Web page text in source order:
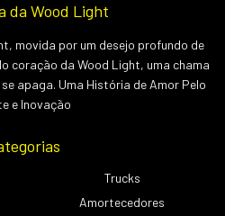
da Wood Light
movida por um desejo profundo de
coração da Wood Light, uma chama
apaga. Uma História de Amor Pelo
e Inovação
Trucks
Amortecedores